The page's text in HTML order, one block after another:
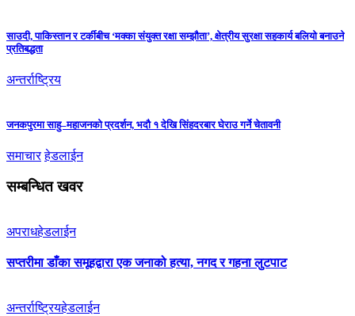
साउदी, पाकिस्तान र टर्कीबीच ‘मक्का संयुक्त रक्षा सम्झौता’, क्षेत्रीय सुरक्षा सहकार्य बलियो बनाउने
प्रतिबद्धता
अन्तर्राष्ट्रिय
जनकपुरमा साहु–महाजनको प्रदर्शन, भदौ १ देखि सिंहदरबार घेराउ गर्ने चेतावनी
समाचार हेडलाईन
सम्बन्धित खवर
अपराधहेडलाईन
सप्तरीमा डाँका समूहद्वारा एक जनाको हत्या, नगद र गहना लुटपाट
अन्तर्राष्ट्रियहेडलाईन